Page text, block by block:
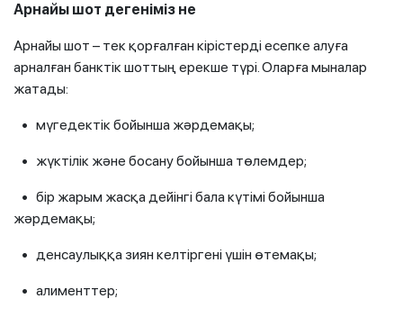
Арнайы шот дегеніміз не
Арнайы шот – тек қорғалған кірістерді есепке алуға
арналған банктік шоттың ерекше түрі. Оларға мыналар
жатады:
• мүгедектік бойынша жәрдемақы;
• жүктілік және босану бойынша төлемдер;
• бір жарым жасқа дейінгі бала күтімі бойынша
жәрдемақы;
• денсаулыққа зиян келтіргені үшін өтемақы;
• алименттер;